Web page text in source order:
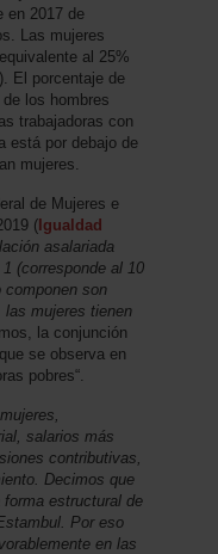
en 2017 de
Las mujeres
al 25%
El porcentaje de
los hombres
trabajadoras con
está por debajo de
mujeres.
de Mujeres e
(Igualdad
asalariada
(corresponde al 10
son
mujeres tienen
la conjunción
se observa en
pobres“.
salarios más
contributivas,
Decimos que
estructural de
Por eso
en las